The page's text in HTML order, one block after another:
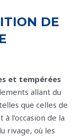
DE
et tempérées
allant du
que celles de
à l’occasion de la
rivage, où les